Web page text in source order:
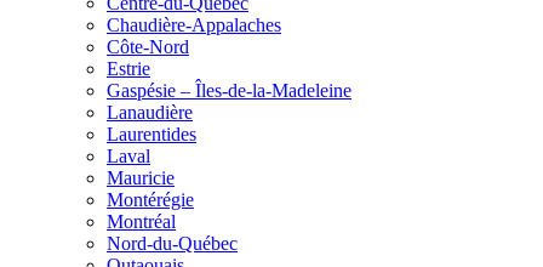
Chaudière-Appalaches
Côte-Nord
Estrie
Gaspésie – Îles-de-la-Madeleine
Lanaudière
Laurentides
Laval
Mauricie
Montérégie
Montréal
Nord-du-Québec